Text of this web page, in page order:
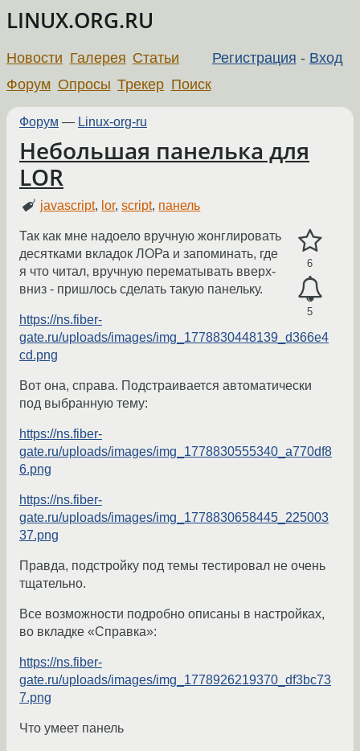
LINUX.ORG.RU
Регистрация - Вход
Новости Галерея Статьи
Форум Опросы Трекер Поиск
Форум — Linux-org-ru
Небольшая панелька для
LOR
javascript, lor,script, панель
6
5
Так как мне надоело вручную жонглировать
десятками вкладок ЛОРа и запоминать, где
я что читал, вручную перематывать вверх-
вниз - пришлось сделать такую панельку.
https://ns.fiber-
gate.ru/uploads/images/img_1778830448139_d366e4
cd.png
Вот она, справа. Подстраивается автоматически
под выбранную тему:
https://ns.fiber-
gate.ru/uploads/images/img_1778830555340_a770df8
6.png
https://ns.fiber-
gate.ru/uploads/images/img_1778830658445_225003
37.png
Правда, подстройку под темы тестировал не очень
тщательно.
Все возможности подробно описаны в настройках,
во вкладке «Справка»:
https://ns.fiber-
gate.ru/uploads/images/img_1778926219370_df3bc73
7.png
Что умеет панель